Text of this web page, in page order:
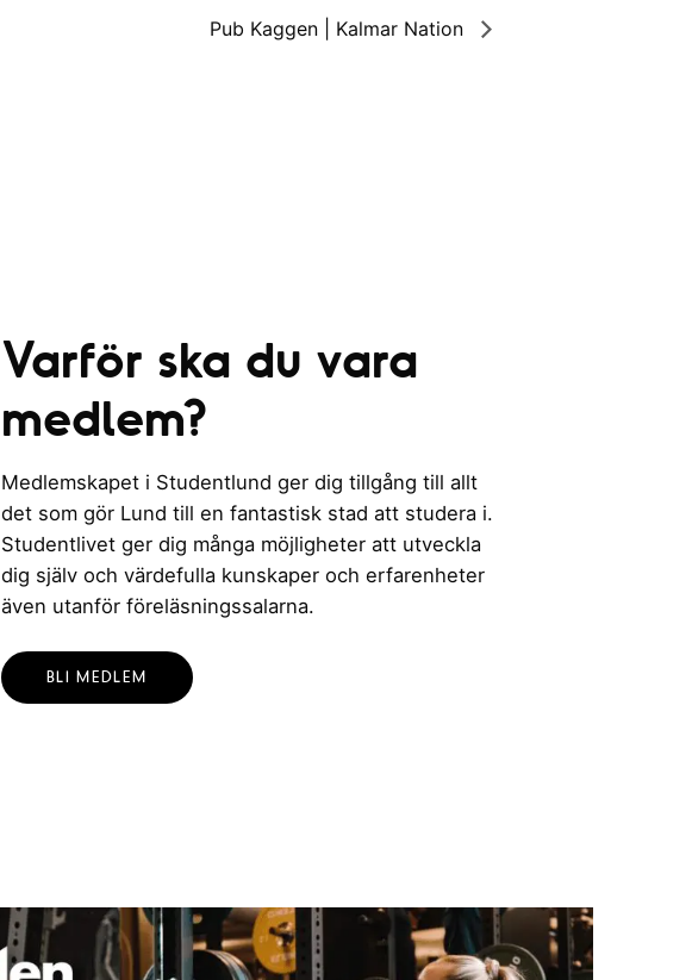
Pub Kaggen | Kalmar Nation
Varför ska du vara
medlem?
Medlemskapet i Studentlund ger dig tillgång till allt
det som gör Lund till en fantastisk stad att studera i.
Studentlivet ger dig många möjligheter att utveckla
dig själv och värdefulla kunskaper och erfarenheter
även utanför föreläsningssalarna.
BLI MEDLEM